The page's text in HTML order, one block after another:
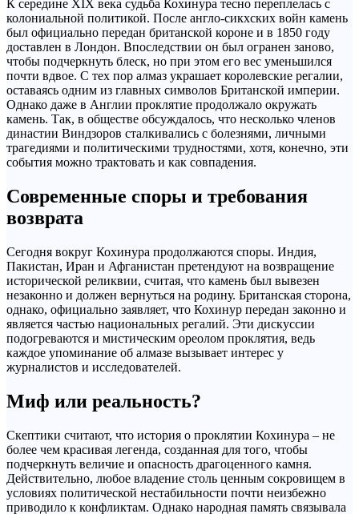
К середине XIX века судьба Кохинура тесно переплелась с
колониальной политикой. После англо-сикхских войн камень
был официально передан британской короне и в 1850 году
доставлен в Лондон. Впоследствии он был огранен заново,
чтобы подчеркнуть блеск, но при этом его вес уменьшился
почти вдвое. С тех пор алмаз украшает королевские регалии,
оставаясь одним из главных символов Британской империи.
Однако даже в Англии проклятие продолжало окружать
камень. Так, в обществе обсуждалось, что несколько членов
династии Виндзоров сталкивались с болезнями, личными
трагедиями и политическими трудностями, хотя, конечно, эти
события можно трактовать и как совпадения.
Современные споры и требования
возврата
Сегодня вокруг Кохинура продолжаются споры. Индия,
Пакистан, Иран и Афганистан претендуют на возвращение
исторической реликвии, считая, что камень был вывезен
незаконно и должен вернуться на родину. Британская сторона,
однако, официально заявляет, что Кохинур передан законно и
является частью национальных регалий. Эти дискуссии
подогреваются и мистическим ореолом проклятия, ведь
каждое упоминание об алмазе вызывает интерес у
журналистов и исследователей.
Миф или реальность?
Скептики считают, что история о проклятии Кохинура – не
более чем красивая легенда, созданная для того, чтобы
подчеркнуть величие и опасность драгоценного камня.
Действительно, любое владение столь ценным сокровищем в
условиях политической нестабильности почти неизбежно
приводило к конфликтам. Однако народная память связывала